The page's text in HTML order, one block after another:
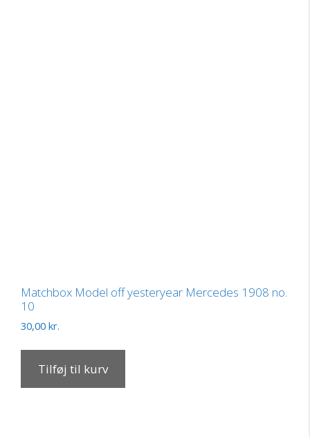
Matchbox Model off yesteryear Mercedes 1908 no.
10
30,00 kr.
Tilføj til kurv